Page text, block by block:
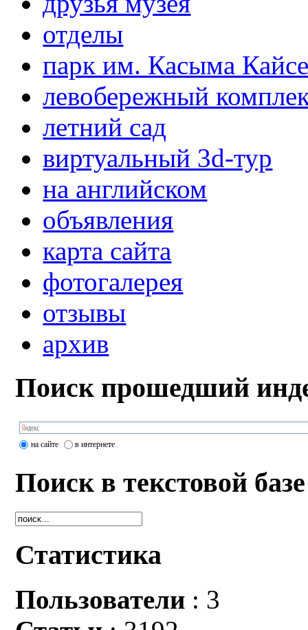
отделы
парк им. Касыма
левобережный
летний сад
виртуальный 3d-тур
на английском
объявления
карта сайта
фотогалерея
отзывы
архив
Поиск прошедший
на сайте в интернете
Поиск в текстовой базе
Статистика
Пользователи : 3